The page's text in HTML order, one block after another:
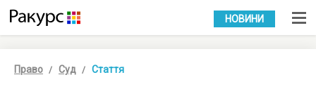
УКР РУС
НОВИНИ
Право Суд Стаття